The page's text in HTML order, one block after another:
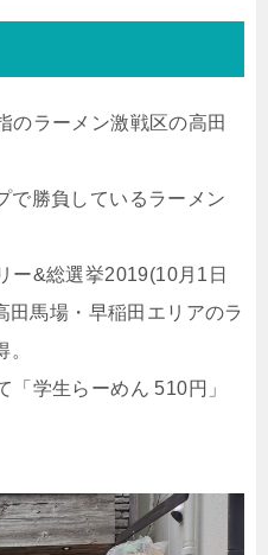
のラーメン激戦区の高田
で勝負しているラーメン
ー&総選挙2019(10月1日
馬場・早稲田エリアのラ
「学生らーめん 510円」